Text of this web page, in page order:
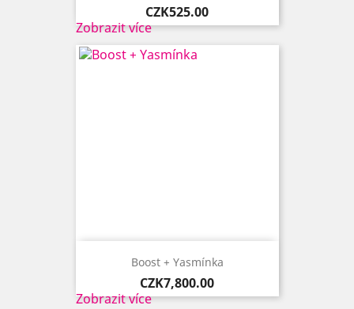
Price
CZK525.00
Zobrazit více
Boost + Yasmínka
Price
CZK7,800.00
Zobrazit více